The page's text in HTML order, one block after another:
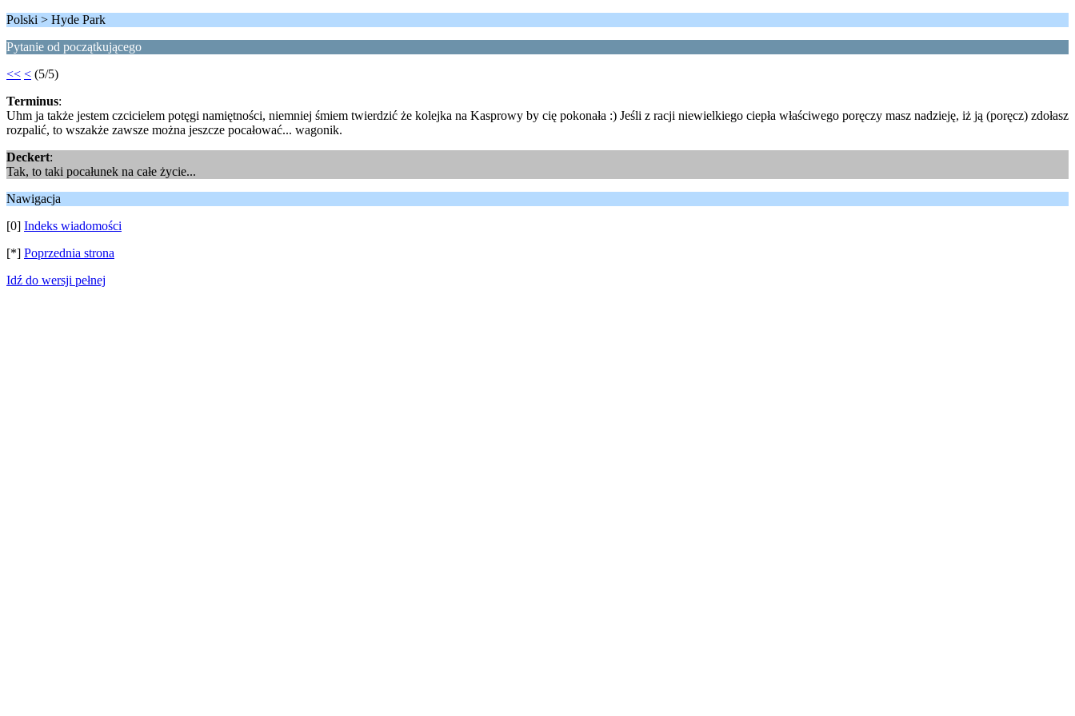
Polski > Hyde Park
Pytanie od początkującego
<< < (5/5)
Terminus:
Uhm ja także jestem czcicielem potęgi namiętności, niemniej śmiem twierdzić że kolejka na Kasprowy by cię pokonała :) Jeśli z racji niewielkiego ciepła właściwego poręczy masz nadzieję, iż ją (poręcz) zdołasz
rozpalić, to wszakże zawsze można jeszcze pocałować... wagonik.
Deckert:
Tak, to taki pocałunek na całe życie...
Nawigacja
[0] Indeks wiadomości
[*] Poprzednia strona
Idź do wersji pełnej